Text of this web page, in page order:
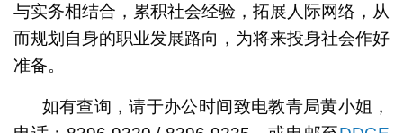
与实务相结合，累积社会经验，拓展人际网络，从
而规划自身的职业发展路向，为将来投身社会作好
准备。
如有查询，请于办公时间致电教青局黄小姐，